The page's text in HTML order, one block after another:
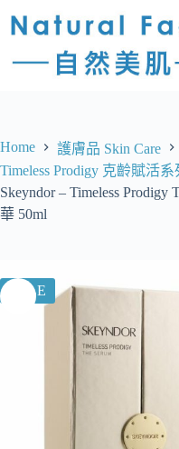
Home 護膚品 Skin Care
Timeless Prodigy 克齡賦活系
Skeyndor – Timeless
華 50ml
SALE